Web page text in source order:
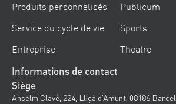
Produits personnalisés
Service du cycle de vie
Entreprise
Publicum
Sports
Theatre
Informations de contact
Siège
Anselm Clavé, 224, Lliçà d’Amunt, 08186